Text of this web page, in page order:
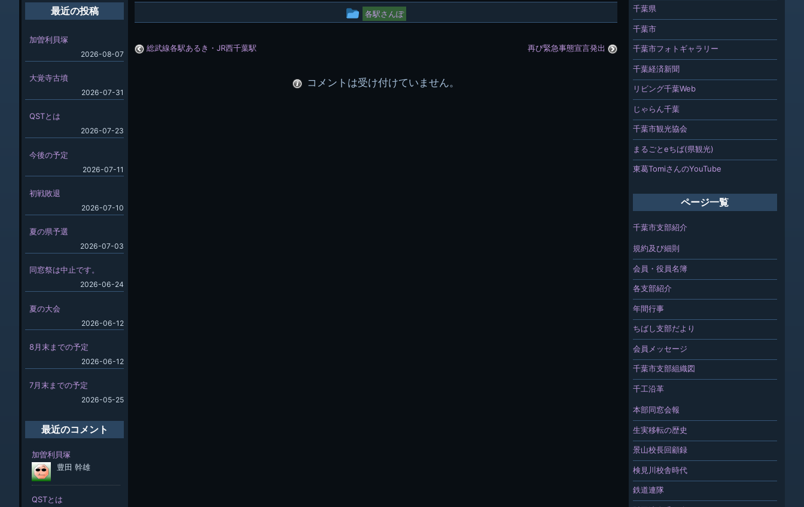
投
ー
各駅さんぽ
総武線各駅あるき・JR西千葉駅 再び緊急事態宣言発出
コメントは受け付けていません。
千葉県
千葉市
千葉市フォトギャラリー
千葉経済新聞
リビング千葉Web
じゃらん千葉
千葉市観光協会
まるごとeちば(県観光)
東葛TomiさんのYouTube
ページ一覧
千葉市支部紹介
規約及び細則
会員・役員名簿
各支部紹介
年間行事
ちばし支部だより
会員メッセージ
千葉市支部組織図
千工沿革
本部同窓会報
生実移転の歴史
景山校長回顧録
検見川校舎時代
鉄道連隊
最近の投稿
加曽利貝塚
2026-08-07
大覚寺古墳
2026-07-31
QSTとは
2026-07-23
今後の予定
2026-07-11
初戦敗退
2026-07-10
夏の県予選
2026-07-03
同窓祭は中止です。
2026-06-24
夏の大会
2026-06-12
8月末までの予定
2026-06-12
7月末までの予定
2026-05-25
最近のコメント